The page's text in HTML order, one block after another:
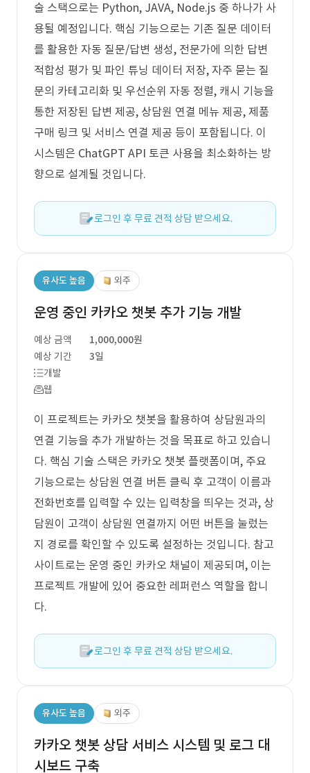
술 스택으로는 Python, JAVA, Node.js 중 하나가 사
용될 예정입니다. 핵심 기능으로는 기존 질문 데이터
를 활용한 자동 질문/답변 생성, 전문가에 의한 답변
적합성 평가 및 파인 튜닝 데이터 저장, 자주 묻는 질
문의 카테고리화 및 우선순위 자동 정렬, 캐시 기능을
통한 저장된 답변 제공, 상담원 연결 메뉴 제공, 제품
구매 링크 및 서비스 연결 제공 등이 포함됩니다. 이
시스템은 ChatGPT API 토큰 사용을 최소화하는 방
향으로 설계될 것입니다.
로그인 후 무료 견적 상담 받으세요.
유사도 높음 외주
운영 중인 카카오 챗봇 추가 기능 개발
예상 금액
1,000,000원
예상 기간
3일
개발
웹
이 프로젝트는 카카오 챗봇을 활용하여 상담원과의
연결 기능을 추가 개발하는 것을 목표로 하고 있습니
다. 핵심 기술 스택은 카카오 챗봇 플랫폼이며, 주요
기능으로는 상담원 연결 버튼 클릭 후 고객이 이름과
전화번호를 입력할 수 있는 입력창을 띄우는 것과, 상
담원이 고객이 상담원 연결까지 어떤 버튼을 눌렀는
지 경로를 확인할 수 있도록 설정하는 것입니다. 참고
사이트로는 운영 중인 카카오 채널이 제공되며, 이는
프로젝트 개발에 있어 중요한 레퍼런스 역할을 합니
다.
로그인 후 무료 견적 상담 받으세요.
유사도 높음 외주
카카오 챗봇 상담 서비스 시스템 및 로그 대
시보드 구축